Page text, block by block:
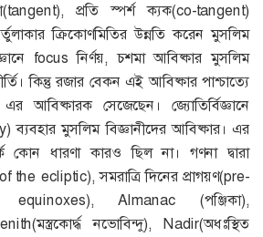
প্রতি স্পর্শ ক্যক(co-tangent)
ক্রিকোণমিতির উন্নতি করেন মুসলিম
focus নির্ণয়, চশমা আবিষ্কার মুসলিম
কিন্তু রজার বেকন এই আবিষ্কার পাশ্চাত্যে
আবিষ্কারক সেজেছেন। জ্যোতির্বিজ্ঞানে
ব্যবহার মুসলিম বিজ্ঞানীদের আবিষ্কার। এর
কোন ধারণা কারও ছিল না। গণনা দ্বারা
the ecliptic), সমরাত্রি দিনের প্রাগয়ণ(pre-
Almanac (পঞ্জিকা),
নভোবিন্দু), Nadir(অধঃস্থিত